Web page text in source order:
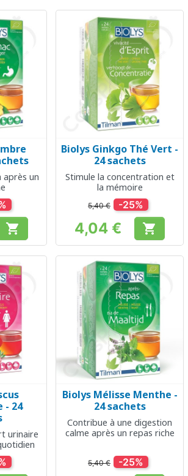
après un

Biolys Ginkgo Thé Vert -
24 sachets
Stimule la concentration et
la mémoire
5,40 € -25%
Prix
4,04 € 
- 24
urinaire
Biolys Mélisse Menthe -
24 sachets
Contribue à une digestion
calme après un repas riche
5,40 € -25%